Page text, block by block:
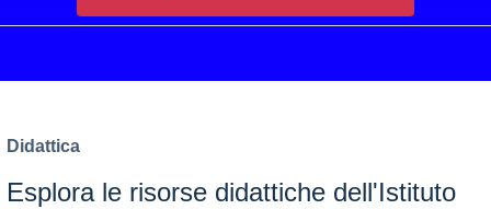
Didattica
Esplora le risorse didattiche dell'Istituto